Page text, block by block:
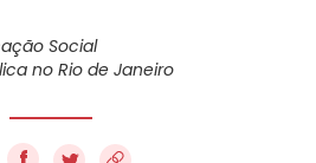
Social
no Rio de Janeiro